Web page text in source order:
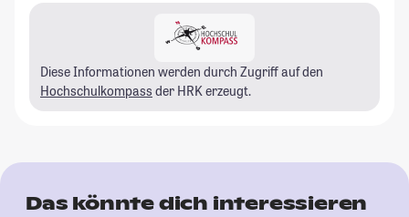
Diese Informationen werden durch Zugriff auf den
Hochschulkompass der HRK erzeugt.
Das könnte dich interessieren